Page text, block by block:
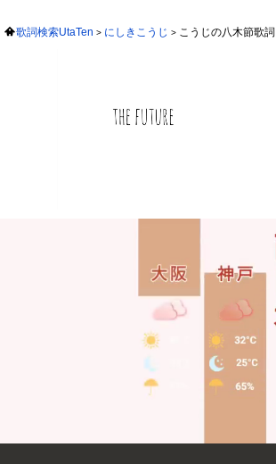
歌詞検索UtaTen にしきこうじ こうじの八木節歌詞